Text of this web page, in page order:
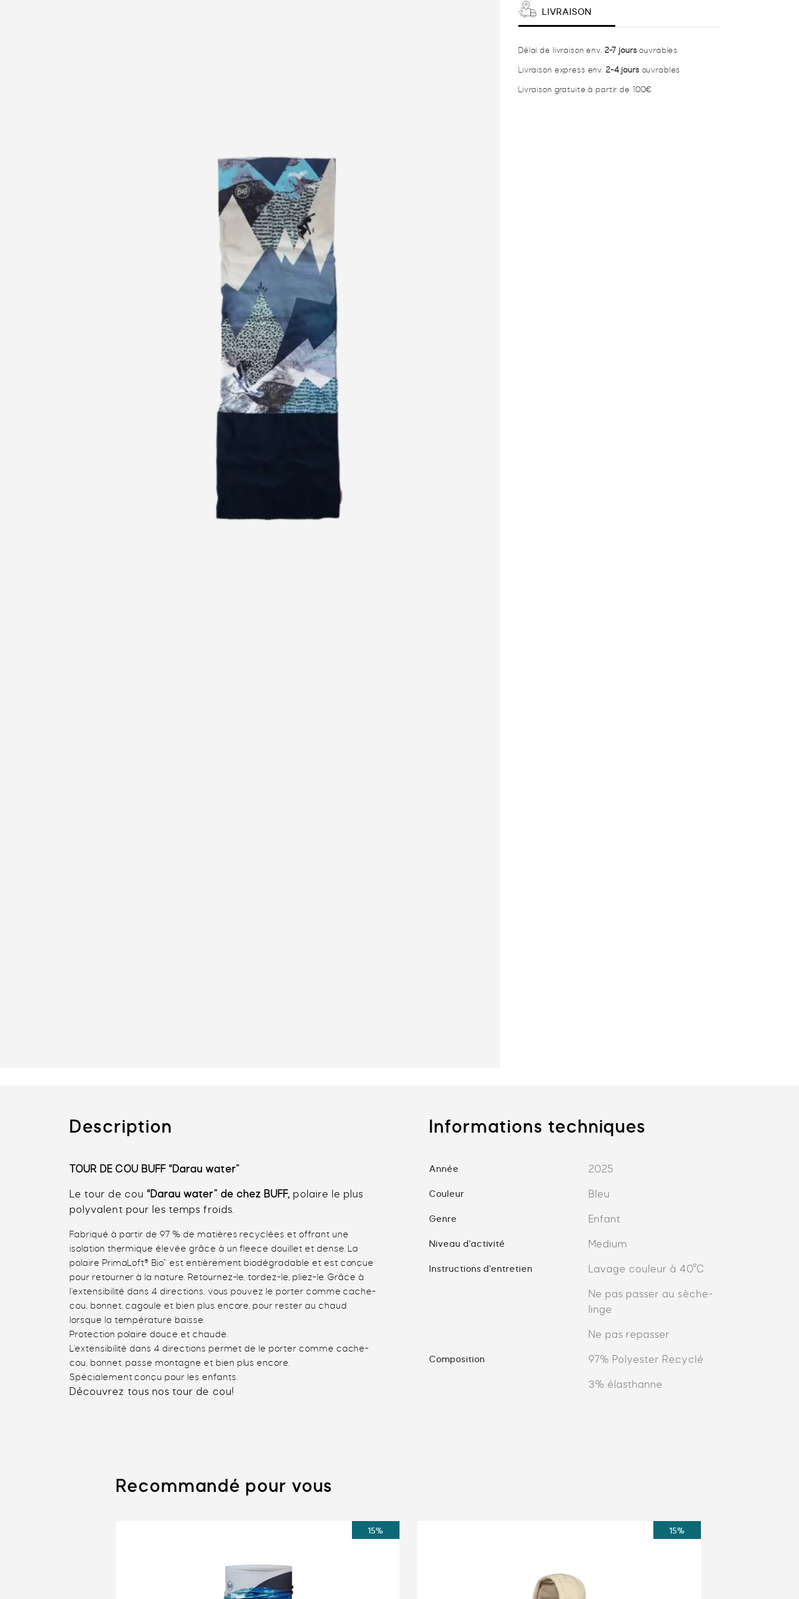
water
LIVRAISON
Délai de livraison env. 2-7 jours ouvrables
Livraison express env. 2-4 jours ouvrables
Livraison gratuite à partir de 100€
Description
TOUR DE COU BUFF “Darau water”
Letour de cou “Darau water” de chez BUFF,polaire le plus
polyvalent pour les temps froids.
Fabriqué à partir de 97 % de matières recyclées et offrant une
isolation thermique élevée grâce à un fleece douillet et dense. La
polaire PrimaLoft® Bio™ est entièrement biodégradable et est conçue
pour retourner à la nature. Retournez-le, tordez-le, pliez-le. Grâce à
l’extensibilité dans 4 directions, vous pouvez le porter comme cache-
cou, bonnet, cagoule et bien plus encore, pour rester au chaud
lorsque la température baisse.
Protection polaire douce et chaude.
L’extensibilité dans 4 directions permet de le porter comme cache-
cou, bonnet, passe montagne et bien plus encore.
Spécialement conçu pour les enfants.
Découvrez tous nostour de cou!
Informations techniques
Année 2025
Couleur Bleu
Genre Enfant
Niveau d'activité Medium
Instructions d'entretien Lavage couleur à 40°C
Ne pas passer au sèche-
linge
Ne pas repasser
Composition 97% Polyester Recyclé
3% élasthanne
Recommandé pour vous
15% 15%